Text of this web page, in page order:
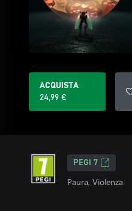
ACQUISTA
24,99 €
PEGI 7
Paura, Violenza